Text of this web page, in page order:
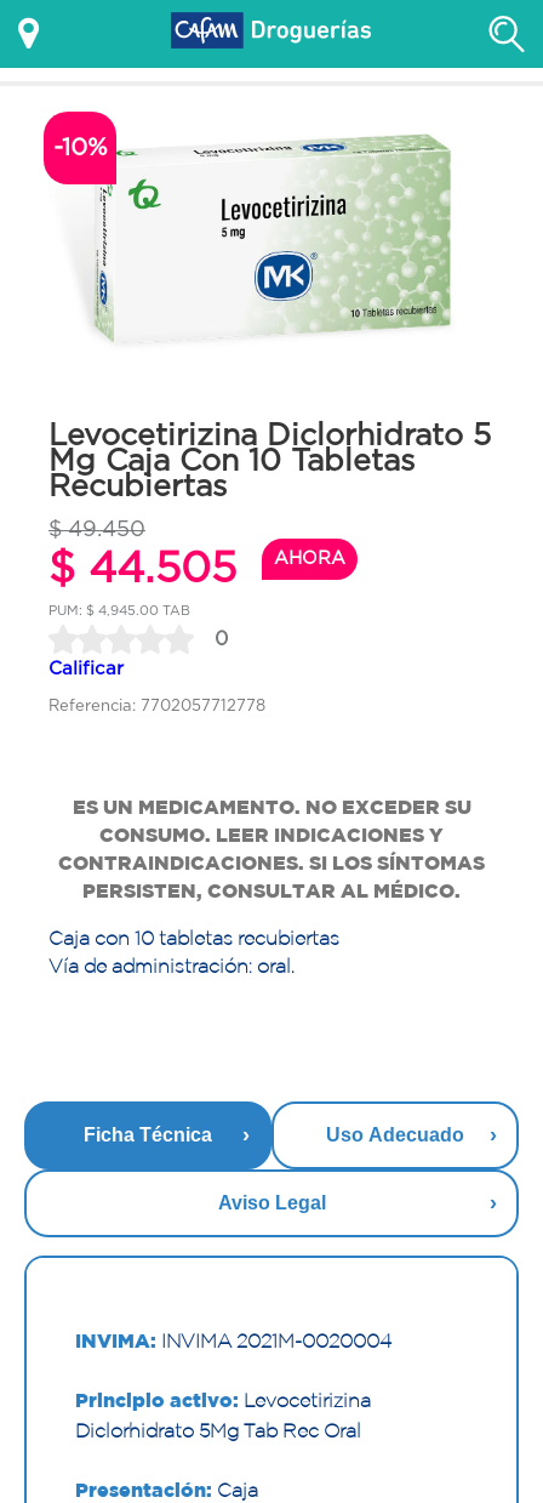
-10%
Levocetirizina Diclorhidrato 5
Mg Caja Con 10 Tabletas
Recubiertas
$ 49.450
$ 44.505 AHORA
PUM: $ 4,945.00 TAB
0
Calificar
Referencia: 7702057712778
ES UN MEDICAMENTO. NO EXCEDER SU
CONSUMO. LEER INDICACIONES Y
CONTRAINDICACIONES. SI LOS SÍNTOMAS
PERSISTEN, CONSULTAR AL MÉDICO.
Caja con 10 tabletas recubiertas
Vía de administración: oral.
Ficha Técnica Uso Adecuado
Aviso Legal
INVIMA: INVIMA 2021M-0020004
Principio activo: Levocetirizina
Diclorhidrato 5Mg Tab Rec Oral
Presentación: Caja